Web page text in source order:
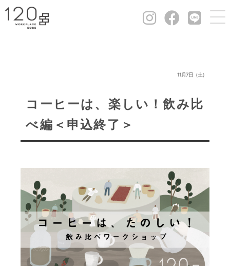
11月7日（土）
コーヒーは、楽しい！飲み比
べ編＜申込終了＞